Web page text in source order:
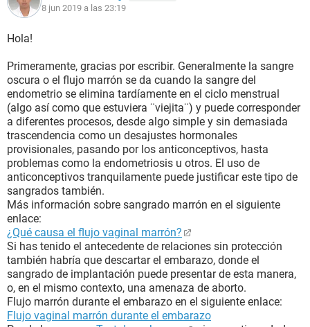
8 jun 2019 a las 23:19
Hola!
Primeramente, gracias por escribir. Generalmente la sangre
oscura o el flujo marrón se da cuando la sangre del
endometrio se elimina tardíamente en el ciclo menstrual
(algo así como que estuviera ¨viejita¨) y puede corresponder
a diferentes procesos, desde algo simple y sin demasiada
trascendencia como un desajustes hormonales
provisionales, pasando por los anticonceptivos, hasta
problemas como la endometriosis u otros. El uso de
anticonceptivos tranquilamente puede justificar este tipo de
sangrados también.
Más información sobre sangrado marrón en el siguiente
enlace:
¿Qué causa el flujo vaginal marrón?
Si has tenido el antecedente de relaciones sin protección
también habría que descartar el embarazo, donde el
sangrado de implantación puede presentar de esta manera,
o, en el mismo contexto, una amenaza de aborto.
Flujo marrón durante el embarazo en el siguiente enlace:
Flujo vaginal marrón durante el embarazo